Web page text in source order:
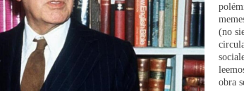
(no
obra